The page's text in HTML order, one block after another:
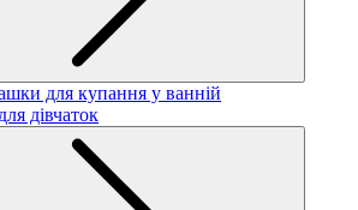
для купання у ванній
дівчаток